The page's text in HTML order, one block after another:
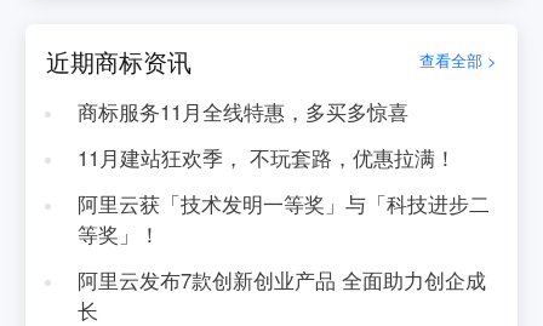
近期商标资讯 查看全部 >
商标服务11月全线特惠，多买多惊喜
11月建站狂欢季， 不玩套路，优惠拉满！
阿里云获「技术发明一等奖」与「科技进步二
等奖」！
阿里云发布7款创新创业产品 全面助力创企成
长